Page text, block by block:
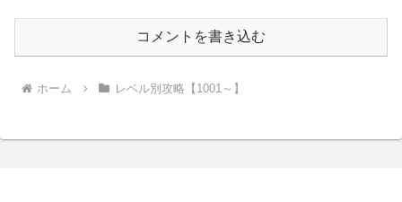
コメントを書き込む
ホーム レベル別攻略【1001～】